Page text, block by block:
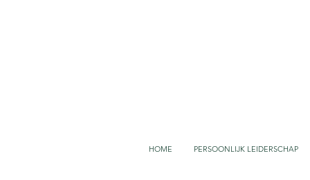
HOME PERSOONLIJK LEIDERSCHAP